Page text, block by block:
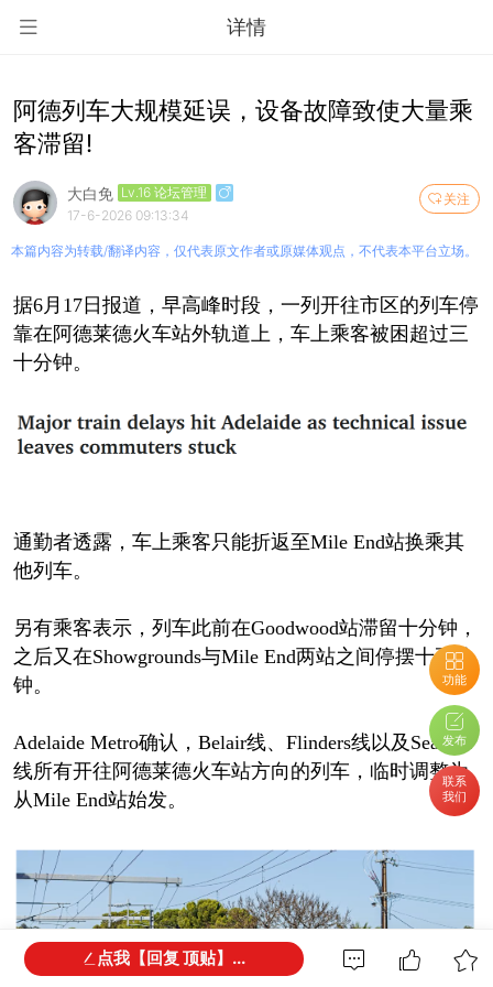
详情
功能
发布
联系
我们
阿德列车大规模延误，设备故障致使大量乘
客滞留!
关注
大白免 Lv.16 论坛管理
17-6-2026 09:13:34
本篇内容为转载/翻译内容，仅代表原文作者或原媒体观点，不代表本平台立场。
据6月17日报道，早高峰时段，一列开往市区的列车停
靠在阿德莱德火车站外轨道上，车上乘客被困超过三
十分钟。
通勤者透露，车上乘客只能折返至Mile End站换乘其
他列车。
另有乘客表示，列车此前在Goodwood站滞留十分钟，
之后又在Showgrounds与Mile End两站之间停摆十五分
钟。
Adelaide Metro确认，Belair线、Flinders线以及Seaford
线所有开往阿德莱德火车站方向的列车，临时调整为
从Mile End站始发。
点我【回复 顶贴】...